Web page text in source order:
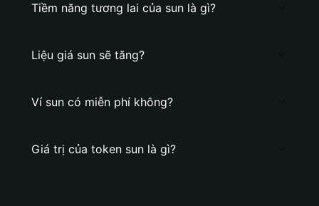
Tiềm năng tương lai của sun là gì?
Liệu giá sun sẽ tăng?
Ví sun có miễn phí không?
Giá trị của token sun là gì?